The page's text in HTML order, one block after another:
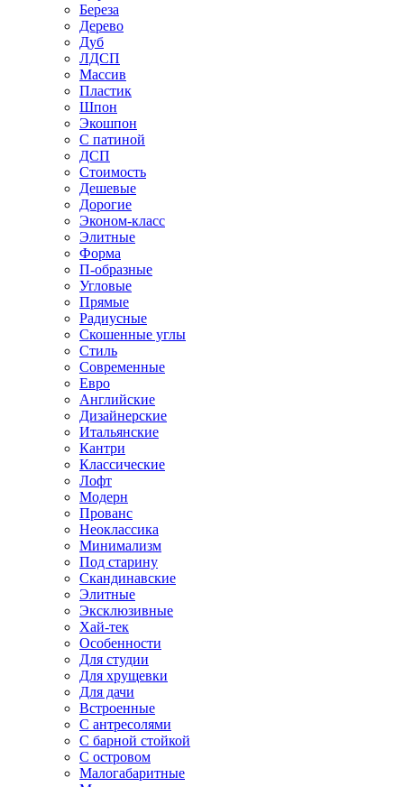
Береза
Дерево
Дуб
ЛДСП
Массив
Пластик
Шпон
Экошпон
С патиной
ДСП
Стоимость
Дешевые
Дорогие
Эконом-класс
Элитные
Форма
П-образные
Угловые
Прямые
Радиусные
Скошенные углы
Стиль
Современные
Евро
Английские
Дизайнерские
Итальянские
Кантри
Классические
Лофт
Модерн
Прованс
Неоклассика
Минимализм
Под старину
Скандинавские
Элитные
Эксклюзивные
Хай-тек
Особенности
Для студии
Для хрущевки
Для дачи
Встроенные
С антресолями
С барной стойкой
С островом
Малогабаритные